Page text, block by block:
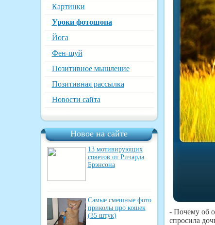
Картинки
Уроки фотошопа
Йога
Фен-шуй
Позитивное мышление
Позитивная рассылка
Новости сайта
Новое на сайте
13 мотивирующих
советов от Ричарда
Брэнсона
Самые смешные фото
приколы про кошек
(35 штук)
- Почему об
спросила